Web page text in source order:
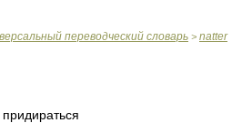
переводческий словарь > natter